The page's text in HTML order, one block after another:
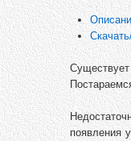
Существует
появления